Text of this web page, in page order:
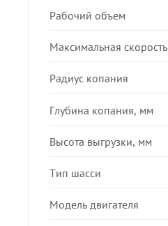
Рабочий объем
Максимальная скорость
Радиус копания
Глубина копания, мм
Высота выгрузки, мм
Тип шасси
Модель двигателя